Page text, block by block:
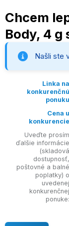
Chcem
Body, 4 g
Našli ste
Linka na
konkurenčnú
ponuku
Cena u
konkurencie
Uveďte prosím
ďalšie informácie
(skladová
dostupnosť,
poštovné a balné
poplatky) o
uvedenej
konkurenčnej
ponuke: